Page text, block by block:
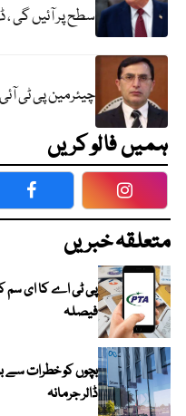
سطح پر آئیں گی ،
چیئرمین پی ٹی آئی
ہمیں فالو کریں
Facebook
متعلقہ خبریں
پی ٹی اے کا ای سم
فیصلہ
ڈالر جرمانہ